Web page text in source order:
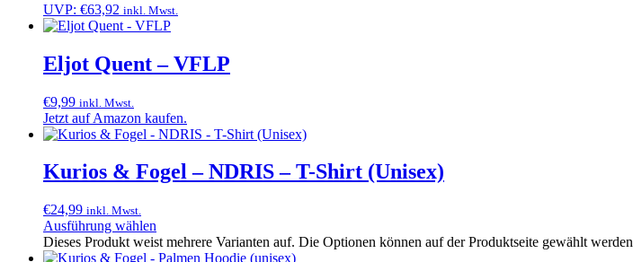
UVP: €63,92 inkl. Mwst.
Eljot Quent – VFLP
€9,99 inkl. Mwst.
Jetzt auf Amazon kaufen.
Kurios & Fogel – NDRIS – T-Shirt (Unisex)
€24,99 inkl. Mwst.
Ausführung wählen
Dieses Produkt weist mehrere Varianten auf. Die Optionen können auf der Produktseite gewählt werden